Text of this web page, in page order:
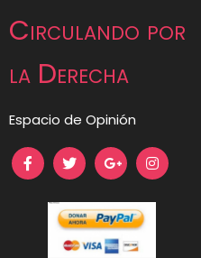
Circulando por
la Derecha
Espacio de Opinión